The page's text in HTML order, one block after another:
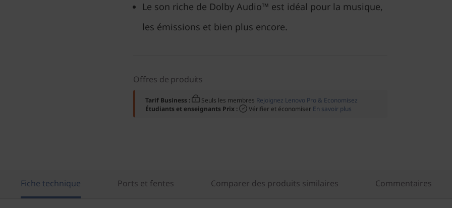
Le son riche de Dolby Audio™ est idéal pour la musique,
les émissions et bien plus encore.
Offres de produits
Tarif Business : Seuls les membres Rejoignez Lenovo Pro & Economisez
Étudiants et enseignants Prix :
Vérifier et économiser En savoir plus
Fiche technique Ports et fentes Comparer des produits similaires Commentaires